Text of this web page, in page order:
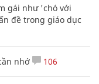
gái như 'chó với
đề trong giáo dục
nhớ 106